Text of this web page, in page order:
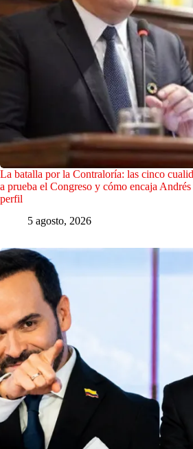
La batalla por la Contraloría: las cinco
a prueba el Congreso y cómo encaja Andrés
perfil
5 agosto, 2026